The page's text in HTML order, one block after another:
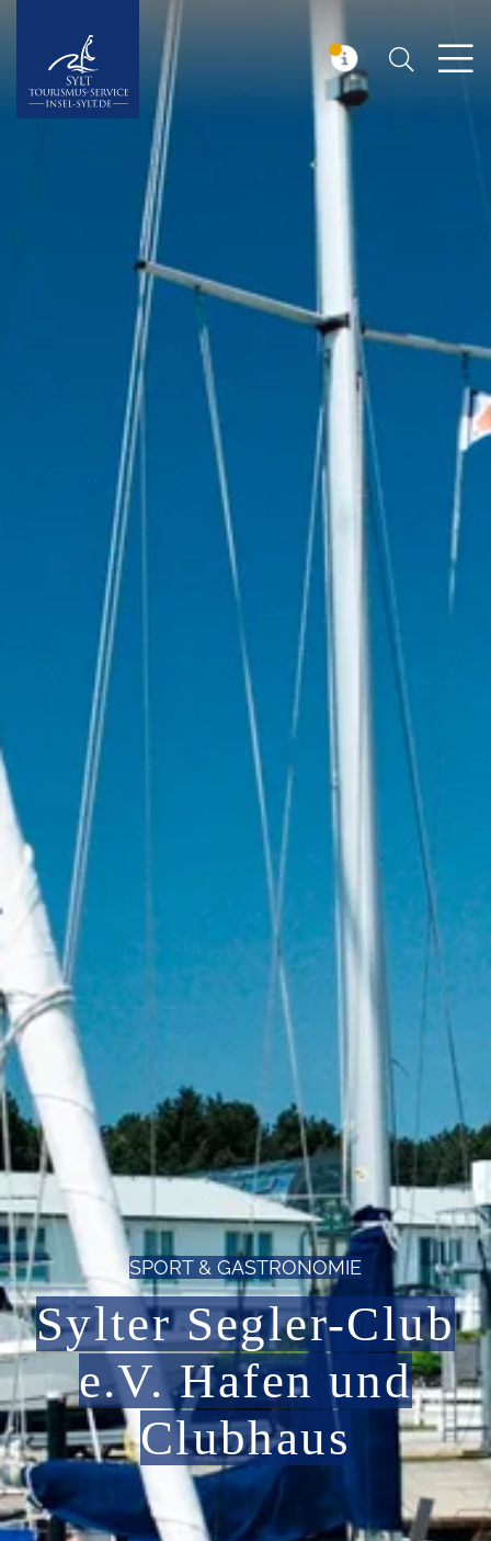
Insel Sylt Suchen
SPORT & GASTRONOMIE
Sylter Segler-Club
e.V. Hafen und
Clubhaus